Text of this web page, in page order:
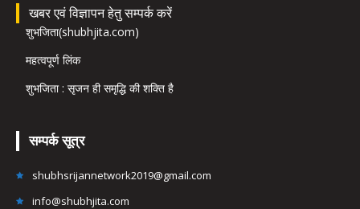
खबर एवं विज्ञापन हेतु सम्पर्क करें
शुभजिता(shubhjita.com)
महत्वपूर्ण लिंक
शुभजिता : सृजन ही समृद्धि की शक्ति है
सम्पर्क सूत्र
shubhsrijannetwork2019@gmail.com
info@shubhjita.com